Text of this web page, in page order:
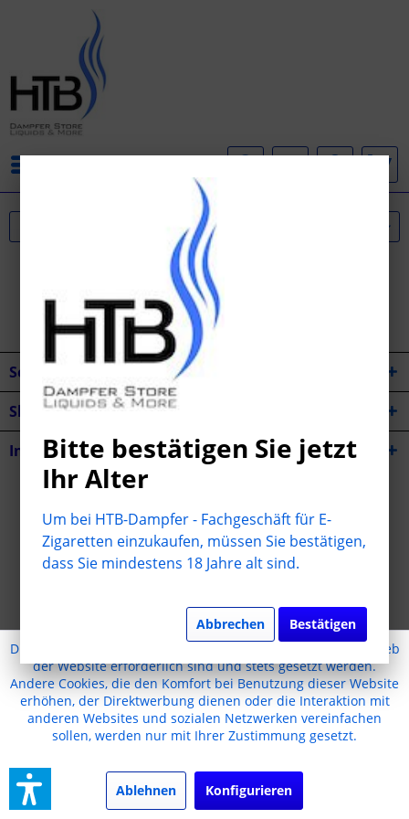
Service Hotline
Shop Service
Informationen
Cookie-Einstellungen Jugendschutz
Kontakt
Versand und Zahlungsbedingungen
Widerrufsrecht
Realisiert mit Shopware
Diese Website benutzt Cookies, die für den technischen Betrieb
der Website erforderlich sind und stets gesetzt werden.
Andere Cookies, die den Komfort bei Benutzung dieser Website
erhöhen, der Direktwerbung dienen oder die Interaktion mit
anderen Websites und sozialen Netzwerken vereinfachen
sollen, werden nur mit Ihrer Zustimmung gesetzt.
Ablehnen Konfigurieren
Bitte bestätigen Sie jetzt
Ihr Alter
Um bei HTB-Dampfer - Fachgeschäft für E-
Zigaretten einzukaufen, müssen Sie bestätigen,
dass Sie mindestens 18 Jahre alt sind.
Abbrechen Bestätigen